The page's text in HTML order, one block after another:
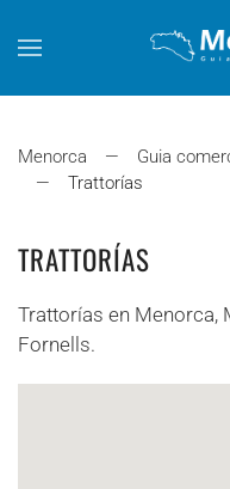
Skip to main content
Menorca Guia
Trattorías
TRATTORÍAS
Trattorías en Menorca,
Fornells.